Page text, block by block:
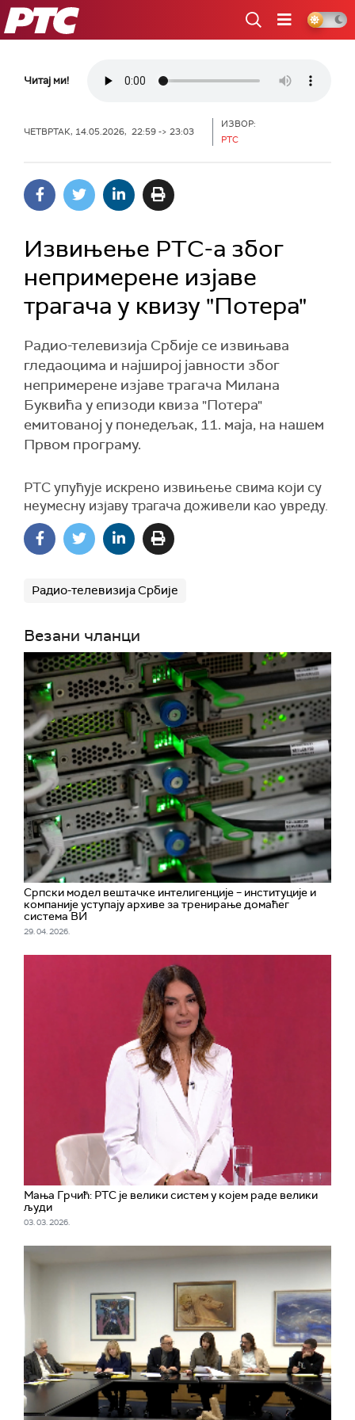
РТС
Читај ми!
ЧЕТВРТАК, 14.05.2026, 22:59 -> 23:03
ИЗВОР:
РТС
Извињење РТС-а због
непримерене изјаве
трагача у квизу "Потера"
Радио-телевизија Србије се извињава
гледаоцима и најширој јавности због
непримерене изјаве трагача Милана
Буквића у епизоди квиза "Потера"
емитованој у понедељак, 11. маја, на нашем
Првом програму.
РТС упућује искрено извињење свима који су
неумесну изјаву трагача доживели као увреду.
Радио-телевизија Србије
Везани чланци
Српски модел вештачке интелигенције – институције и
компаније уступају архиве за тренирање домаћег
система ВИ
29. 04. 2026.
Мања Грчић: РТС је велики систем у којем раде велики
људи
03. 03. 2026.